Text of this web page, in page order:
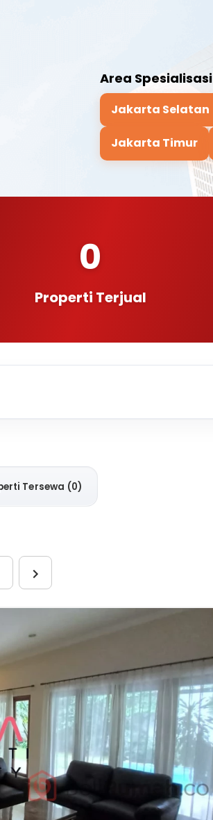
Area Spesialisasi
Jakarta Selatan
Jakarta Timur
0
Properti Terjual
Tersewa (0)